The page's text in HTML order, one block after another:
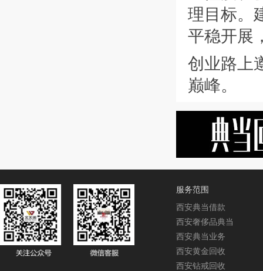
理目标。
平稳开展
创业路上
巅峰。
服务范围
西安典当借款
西安奢侈品典当
西安典当业务
西安黄金回收
西安钻戒回收